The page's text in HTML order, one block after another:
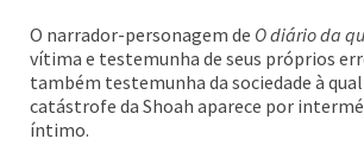
O narrador-personagem de O diário da
vítima e testemunha de seus próprios
também testemunha da sociedade à
catástrofe da Shoah aparece por
íntimo.